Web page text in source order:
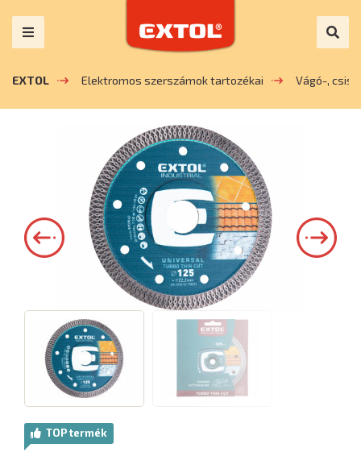
EXTOL Elektromos szerszámok tartozékai Vágó-,
TOP termék